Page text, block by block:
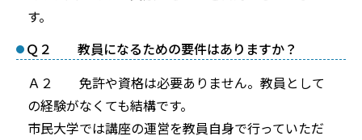
す。
Ｑ２ 教員になるための要件はありますか？
Ａ２ 免許や資格は必要ありません。教員として
の経験がなくても結構です。
市民大学では講座の運営を教員自身で行っていただ